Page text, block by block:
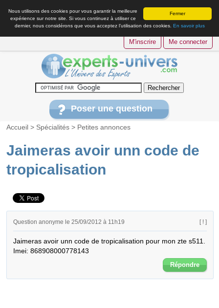
Fermer
Nous utilisons des cookies pour vous garantir la meilleure
expérience sur notre site. Si vous continuez à utiliser ce
dernier, nous considérons que vous acceptez l’utilisation des cookies. En savoir plus
M'inscrire Me connecter
Poser une question
Accueil > Spécialités > Petites annonces
Jaimeras avoir unn code de
tropicalisation
Question anonyme le 25/09/2012 à 11h19 [ ! ]
Jaimeras avoir unn code de tropicalisation pour mon zte s511.
Imei: 868908000778143
Répondre